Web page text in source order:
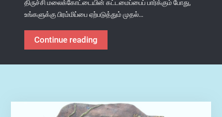
திருச்சி மலைக்கோட்டையின் கட்டமைப்பைப் பார்க்கும் போது,
உங்களுக்கு பிரம்மிப்பை ஏற்படுத்தும் முதல்…
Continue readingதிருச்சிராப்பள்ளி